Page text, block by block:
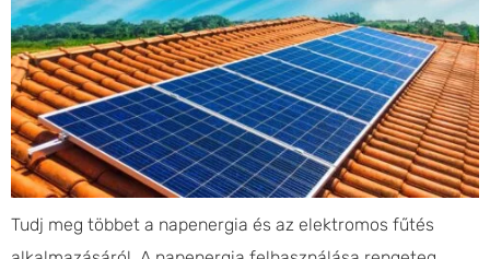
Tudj meg többet a napenergia és az elektromos fűtés